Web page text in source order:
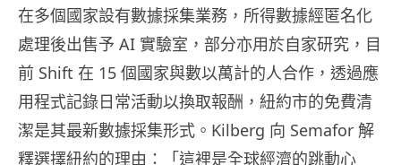
在多個國家設有數據採集業務，所得數據經匿名化
處理後出售予 AI 實驗室，部分亦用於自家研究，目
前 Shift 在 15 個國家與數以萬計的人合作，透過應
用程式記錄日常活動以換取報酬，紐約市的免費清
潔是其最新數據採集形式。Kilberg 向 Semafor 解
釋選擇紐約的理由：「這裡是全球經濟的跳動心